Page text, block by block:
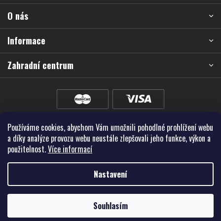
Používáme cookies, abychom Vám umožnili pohodlné prohlížení webu
a díky analýze provozu webu neustále zlepšovali jeho funkce, výkon a
použitelnost.Více informací
Nastavení
Souhlasím
a
í
O nás
Informace
Zahradní centrum
Vytvořil Shoptet Premium
Copyright 2026Školky - Montano, spol. s r.o.. Všechna práva vyhrazena.